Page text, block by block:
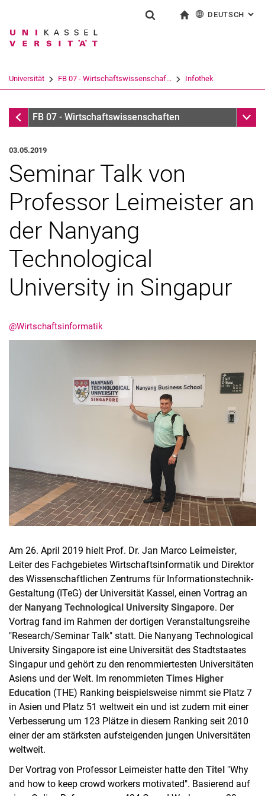
Springe direkt zu: Inhalt
Springe direkt zu: Suche
Springe direkt zu:
Suchbegriff
Suchen (öffnet externen Link in einem
DEUTSCH :
Universität FB 07 - Wirtschaftswissenschaf... Infothek
InfothekFB 07 - Wirtschaftswissenschaften
Aktuelles
03.05.2019
Seminar Talk von
Professor Leimeister an
der Nanyang
Technological
University in Singapur
@Wirtschaftsinformatik
Am 26. April 2019 hielt Prof. Dr. Jan Marco Leimeister,
Leiter des Fachgebietes Wirtschaftsinformatik und Direktor
des Wissenschaftlichen Zentrums für Informationstechnik-
Gestaltung (ITeG) der Universität Kassel, einen Vortrag an
der Nanyang Technological University Singapore. Der
Vortrag fand im Rahmen der dortigen Veranstaltungsreihe
"Research/Seminar Talk" statt. Die Nanyang Technological
University Singapore ist eine Universität des Stadtstaates
Singapur und gehört zu den renommiertesten Universitäten
Asiens und der Welt. Im renommieten Times Higher
Education (THE) Ranking beispielsweise nimmt sie Platz 7
in Asien und Platz 51 weltweit ein und ist zudem mit einer
Verbesserung um 123 Plätze in diesem Ranking seit 2010
einer der am stärksten aufsteigenden jungen Universitäten
weltweit.
Der Vortrag von Professor Leimeister hatte den Titel "Why
and how to keep crowd workers motivated". Basierend auf